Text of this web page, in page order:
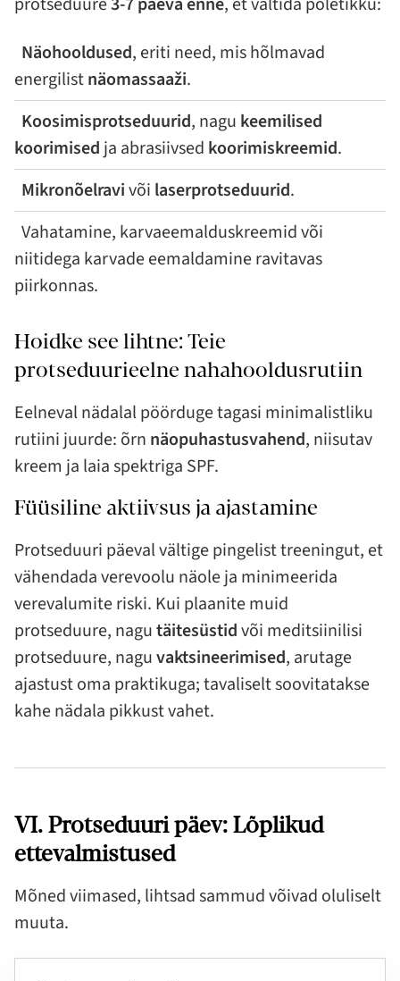
Näohooldused, eriti need, mis hõlmavad
energilistnäomassaaži.
Koosimisprotseduurid, nagu keemilised
koorimised ja abrasiivsed koorimiskreemid.
Mikronõelravivõi laserprotseduurid.
Vahatamine, karvaeemalduskreemid või
niitidega karvade eemaldamine ravitavas
piirkonnas.
Hoidke see lihtne: Teie
protseduurieelne nahahooldusrutiin
Eelneval nädalal pöörduge tagasi minimalistliku
rutiini juurde: õrn näopuhastusvahend, niisutav
kreem ja laia spektriga SPF.
Füüsiline aktiivsus ja ajastamine
Protseduuri päeval vältige pingelist treeningut, et
vähendada verevoolu näole ja minimeerida
verevalumite riski. Kui plaanite muid
protseduure, nagutäitesüstidvõi meditsiinilisi
protseduure, naguvaktsineerimised, arutage
ajastust oma praktikuga; tavaliselt soovitatakse
kahe nädala pikkust vahet.
VI. Protseduuri päev: Lõplikud
ettevalmistused
Mõned viimased, lihtsad sammud võivad oluliselt
muuta.